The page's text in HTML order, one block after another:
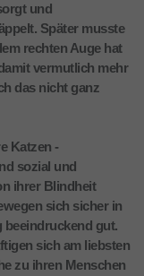
und
Später musste
rechten Auge hat
vermutlich mehr
das nicht ganz
Katzen -
sozial und
ihrer Blindheit
sich sicher in
beeindruckend gut.
sich am liebsten
zu ihren Menschen